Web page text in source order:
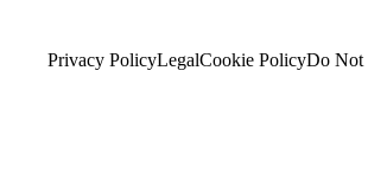
Privacy PolicyLegalCookie PolicyDo Not